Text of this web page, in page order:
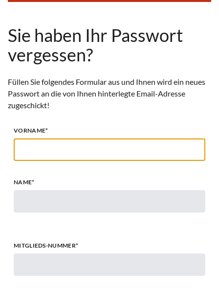
Sie haben Ihr Passwort
vergessen?
Füllen Sie folgendes Formular aus und Ihnen wird ein neues
Passwort an die von Ihnen hinterlegte Email-Adresse
zugeschickt!
VORNAME*
NAME*
MITGLIEDS-NUMMER*